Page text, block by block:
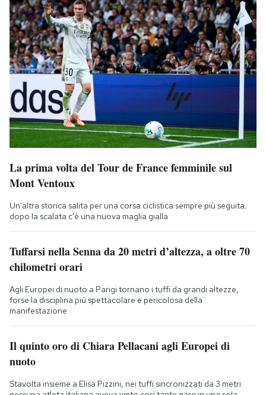
La prima volta del Tour de France femminile sul
Mont Ventoux
Un'altra storica salita per una corsa ciclistica sempre più seguita;
dopo la scalata c'è una nuova maglia gialla
Tuffarsi nella Senna da 20 metri d’altezza, a oltre 70
chilometri orari
Agli Europei di nuoto a Parigi tornano i tuffi da grandi altezze,
forse la disciplina più spettacolare e pericolosa della
manifestazione
Il quinto oro di Chiara Pellacani agli Europei di
nuoto
Stavolta insieme a Elisa Pizzini, nei tuffi sincronizzati da 3 metri: